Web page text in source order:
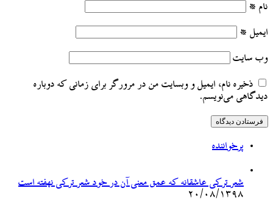
نام *
ایمیل *
وب‌ سایت
ذخیره نام، ایمیل و وبسایت من در مرورگر برای زمانی که دوباره
دیدگاهی می‌نویسم.
پرخواننده
شعر ترکی عاشقانه که عمق معنی آن در خود شعر ترکی نهفته است
۲۰/۰۸/۱۳۹۸